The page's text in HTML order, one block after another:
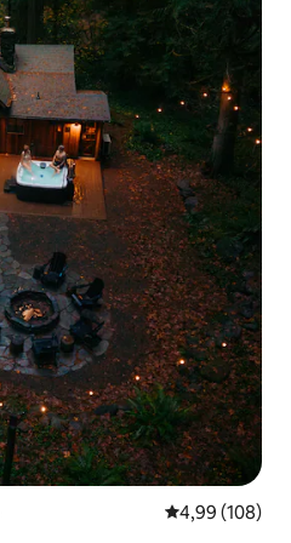
4,99 av 5 i
4,99 (108)